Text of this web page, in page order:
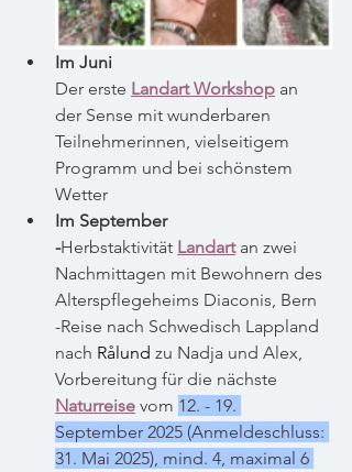
Im Juni
Der erste Landart Workshop an
der Sense mit wunderbaren
Teilnehmerinnen, vielseitigem
Programm und bei schönstem
Wetter
Im September
-Herbstaktivität Landart an zwei
Nachmittagen mit Bewohnern des
Alterspflegeheims Diaconis, Bern
-Reise nach Schwedisch Lappland
nach Rålund zu Nadja und Alex,
Vorbereitung für die nächste
Naturreise vom 12. - 19.
September 2025 (Anmeldeschluss:
31. Mai 2025), mind. 4, maximal 6